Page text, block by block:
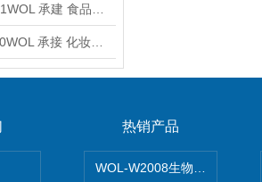
热销产品
WOL-W2008生物制药GMP